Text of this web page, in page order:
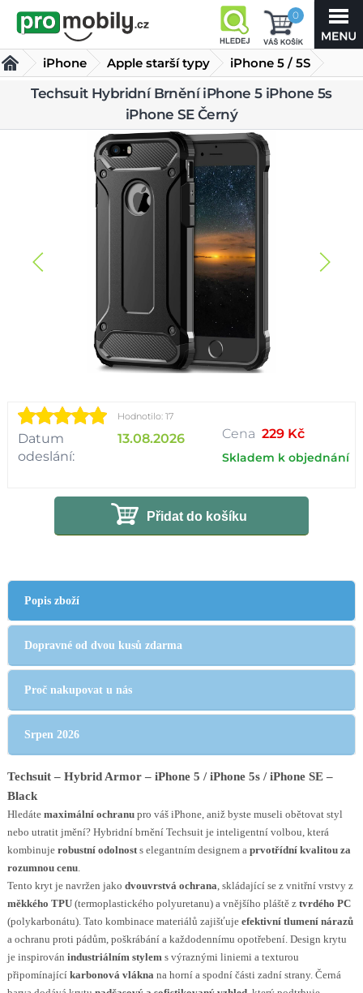
0
iPhone Apple starší typy
iPhone 5 / 5S
Kryty iPhone 5 / 5s
Techsuit Hybridní Brnění iPhone 5
iPhone 5s iPhone SE Černý
Techsuit Hybridní Brnění iPhone 5 iPhone 5s
iPhone SE Černý
Hodnotilo: 17
Datum
odeslání:
13.08.2026 Cena 229 Kč
Skladem k objednání
Přidat do košíku
Popis zboží
Dopravné od dvou kusů zdarma
Proč nakupovat u nás
Srpen 2026
Techsuit – Hybrid Armor – iPhone 5 / iPhone 5s / iPhone SE –
Black
Hledáte maximální ochranupro váš iPhone, aniž byste museli obětovat styl
nebo utratit jmění? Hybridní brnění Techsuit je inteligentní volbou, která
kombinuje robustní odolnosts elegantním designem a prvotřídní kvalitou za
rozumnou cenu.
Tento kryt je navržen jako dvouvrstvá ochrana, skládající se z vnitřní vrstvy z
měkkého TPU(termoplastického polyuretanu) a vnějšího pláště z tvrdého PC
(polykarbonátu). Tato kombinace materiálů zajišťuje efektivní tlumení nárazů
a ochranu proti pádům, poškrábání a každodennímu opotřebení. Design krytu
je inspirován industriálním stylems výraznými liniemi a texturou
připomínající karbonová vláknana horní a spodní části zadní strany. Černá